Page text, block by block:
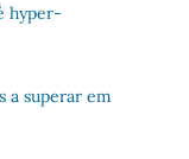
hyper-
a superar em